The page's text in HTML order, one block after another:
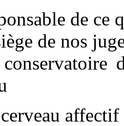
de ce
de nos